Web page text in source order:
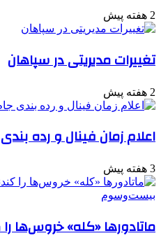
2 هفته پیش
تغییرات مدیریتی در سپاهان
2 هفته پیش
اعلام زمان فینال و رده بندی
3 هفته پیش
ماتادورها «کله» خروس‌ها را